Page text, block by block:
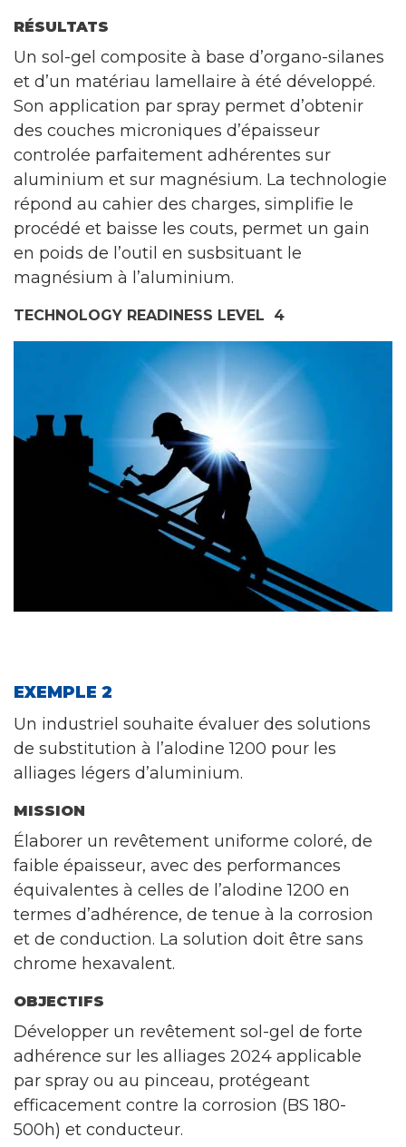
RÉSULTATS
Un sol-gel composite à base d’organo-silanes
et d’un matériau lamellaire à été développé.
Son application par spray permet d’obtenir
des couches microniques d’épaisseur
controlée parfaitement adhérentes sur
aluminium et sur magnésium. La technologie
répond au cahier des charges, simplifie le
procédé et baisse les couts, permet un gain
en poids de l’outil en susbsituant le
magnésium à l’aluminium.
TECHNOLOGY READINESS LEVEL 4
EXEMPLE 2
Un industriel souhaite évaluer des solutions
de substitution à l’alodine 1200 pour les
alliages légers d’aluminium.
MISSION
Élaborer un revêtement uniforme coloré, de
faible épaisseur, avec des performances
équivalentes à celles de l’alodine 1200 en
termes d’adhérence, de tenue à la corrosion
et de conduction. La solution doit être sans
chrome hexavalent.
OBJECTIFS
Développer un revêtement sol-gel de forte
adhérence sur les alliages 2024 applicable
par spray ou au pinceau, protégeant
efficacement contre la corrosion (BS 180-
500h) et conducteur.